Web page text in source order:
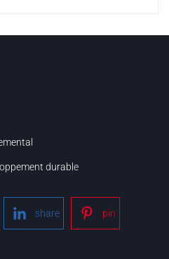
durable
share pin